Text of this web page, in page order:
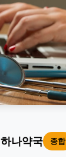
하나약국 종합